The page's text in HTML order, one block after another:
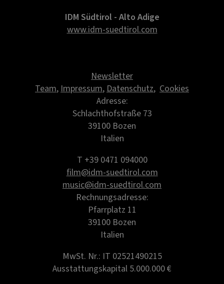
IDM Südtirol - Alto Adige
www.idm-suedtirol.com
Newsletter
Team,Impressum,Datenschutz, Cookies
Adresse:
Schlachthofstraße 73
39100 Bozen
Italien
T +39 0471 094000
film@idm-suedtirol.com
music@idm-suedtirol.com
Rechnungsadresse:
Pfarrplatz 11
39100 Bozen
Italien
MwSt. Nr.: IT 02521490215
Ausstattungskapital 5.000.000 €